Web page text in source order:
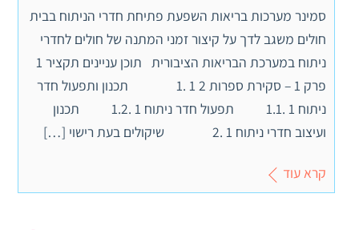
סמינר מערכות בריאות השפעת פתיחת חדרי הניתוח בבית
חולים משגב לדך על קיצור זמני המתנה של חולים לחדרי
ניתוח במערכת הבריאות הציבורית תוכן עניינים תקציר 1
פרק 1 – סקירת ספרות 2 1 .1 תכנון ותפעול חדר
ניתוח 1 .1.1 תפעול חדר ניתוח 1 .1.2 תכנון
ועיצוב חדרי ניתוח 1 .2 שיקולים בעת רישוי […]
קרא עוד